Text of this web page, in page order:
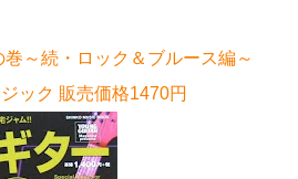
～続・ロック＆ブルース編～
ック 販売価格1470円